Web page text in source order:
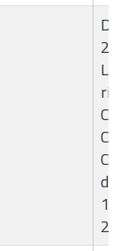
1